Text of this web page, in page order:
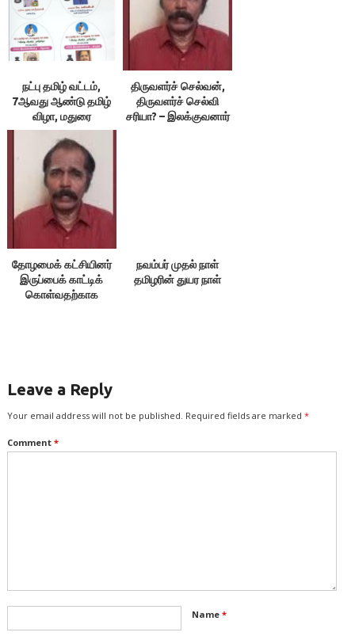
நட்பு தமிழ் வட்டம்,
7ஆவது ஆண்டு தமிழ்
விழா, மதுரை
திருவளர்ச் செல்வன்,
திருவளர்ச் செல்வி
சரியா? – இலக்குவனார்
தோழமைக் கட்சியினர்
இருப்பைக் காட்டிக்
கொள்வதற்காக
நவம்பர் முதல் நாள்
தமிழரின் துயர நாள்
Leave a Reply
Your email address will not be published. Required fields are marked *
Comment *
Name *